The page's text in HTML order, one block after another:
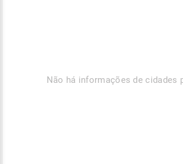
Não há informações de cidades